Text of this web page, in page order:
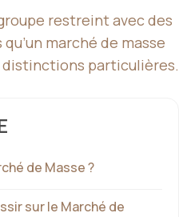
restreint avec des
marché de masse
distinctions particulières.
de Masse ?
sur le Marché de